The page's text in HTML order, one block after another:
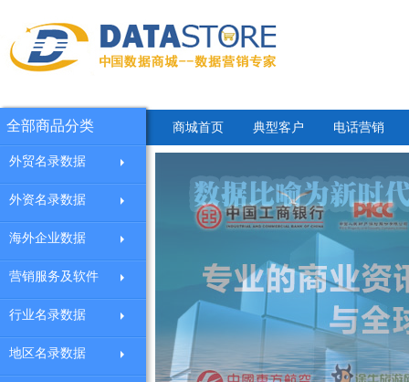
商城首页 典型客户 电话营销
全部商品分类
外贸名录数据
外资名录数据
海外企业数据
营销服务及软件
行业名录数据
地区名录数据